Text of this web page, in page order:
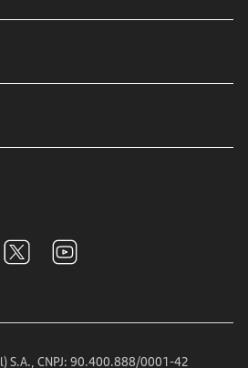
S.A., CNPJ: 90.400.888/0001-42